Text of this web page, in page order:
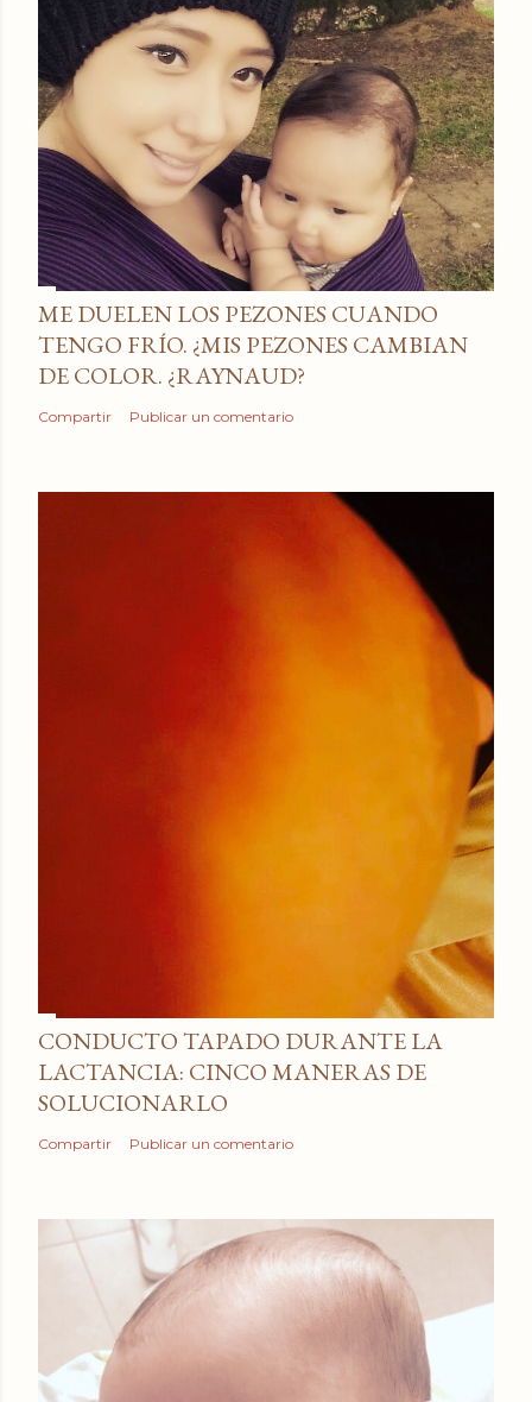
ME DUELEN LOS PEZONES CUANDO
TENGO FRÍO. ¿MIS PEZONES CAMBIAN
DE COLOR. ¿RAYNAUD?
Compartir Publicar un comentario
CONDUCTO TAPADO DURANTE LA
LACTANCIA: CINCO MANERAS DE
SOLUCIONARLO
Compartir Publicar un comentario